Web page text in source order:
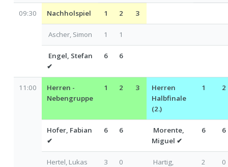
09:30 Nachholspiel 1 2 3
Ascher, Simon 1 1
Engel, Stefan
✔
6 6
11:00
Herren -
Nebengruppe
1 2 3
Herren
Halbfinale
(2.)
1 2
Hofer, Fabian
✔
6 6
Morente,
Miguel ✔
6 6
Hertel, Lukas 3 0
Hartig,
2 0